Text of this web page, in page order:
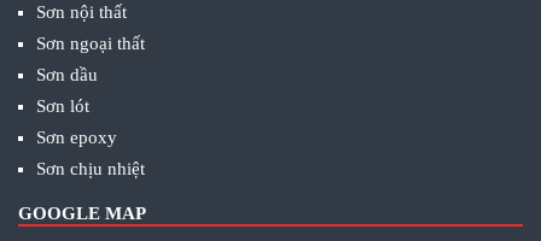
Sơn nội thất
Sơn ngoại thất
Sơn dầu
Sơn lót
Sơn epoxy
Sơn chịu nhiệt
GOOGLE MAP